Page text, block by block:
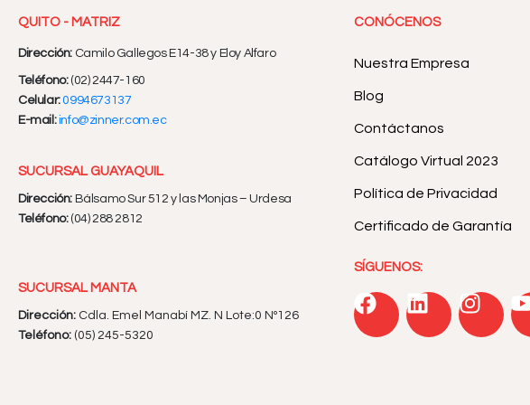
QUITO - MATRIZ
Dirección: Camilo Gallegos E14-38 y Eloy Alfaro
Teléfono:(02) 2447-160
Celular:0994673137
E-mail:info@zinner.com.ec
SUCURSAL GUAYAQUIL
Dirección: Bálsamo Sur 512 y las Monjas – Urdesa
Teléfono: (04) 288 2812
SUCURSAL MANTA
Dirección: Cdla. Emel Manabí MZ. N Lote:0 Nº126
Teléfono: (05) 245-5320
CONÓCENOS
Nuestra Empresa
Blog
Contáctanos
Catálogo Virtual 2023
Política de Privacidad
Certificado de Garantía
SÍGUENOS: